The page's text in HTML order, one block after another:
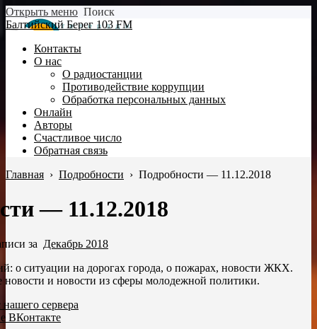
Открыть меню Поиск
Балтийский Берег 103 FM
Контакты
О нас
О радиостанции
Противодействие коррупции
Обработка персональных данных
Онлайн
Авторы
Счастливое число
Обратная связь
Главная › Подробности › Подробности — 11.12.2018
— 11.12.2018
за Декабрь 2018
о ситуации на дорогах города, о пожарах, новости ЖКХ.
и новости из сферы молодежной политики.
сервера
ВКонтакте